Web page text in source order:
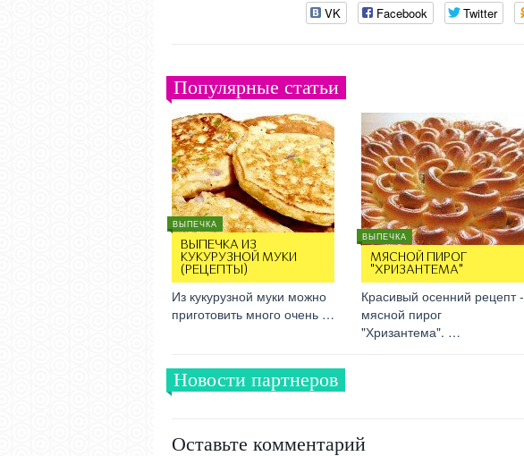
VK Facebook Twitter
Популярные статьи
ВЫПЕЧКА
ВЫПЕЧКА ИЗ
КУКУРУЗНОЙ МУКИ
(РЕЦЕПТЫ)
Из кукурузной муки можно
приготовить много очень …
ВЫПЕЧКА
МЯСНОЙ ПИРОГ
"ХРИЗАНТЕМА"
Красивый осенний рецепт -
мясной пирог
"Хризантема". …
Новости партнеров
Оставьте комментарий